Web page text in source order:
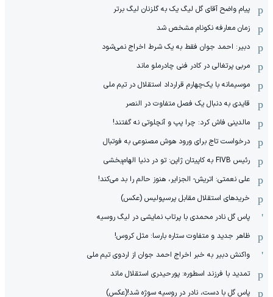
پیام واضح آقای گل لیگ یک به گلزنان لیگ برتر
زمان معارفه نکونام مشخص شد
دبیر: احمد جوان فقط به یک شرط اخراج نمی‌شود
مربی پرتغالی در کادر فنی چادرملو ماند
موسیمانه با یک‌چهارم قرارداد استقلال در تیم ملی
قایدی به دنبال یک فصل متفاوت در النصر
مالدینی فاش کرد: چرا پپ و آنچلوتی نه گفتند!
درخواست تاج برای ورود هوش مصنوعی به فوتبال
رئیس FIVB به کاپیتان ژاپن: تو در دنیا الهام‌بخشی
علی نعمتی: اتریش- الجزایر، هنوز حالم را بد می‌کند!
خریدهای استقلال مقابل پرسپولیس (عکس)
پاس گل نادر محمدی با پرتاب نمایشی در لیگ روسیه
ظاهر جدید و متفاوت ستاره بارسا: مثل کروس!
واکنش دبیر به خبر اخراج احمد جوان از اردوی تیم ملی
تمدید با فرزند اسطوره: پورحیدری استقلال ماند
پاس گل با دست، نادر در روسیه سوژه شد!(عکس)